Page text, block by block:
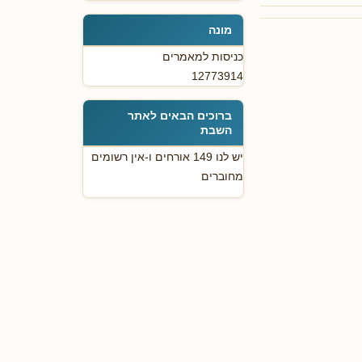
מונה
כניסות למאמרים
12773914
ברוכים הבאים לאתר
השבת
יש לנו 149 אורחים ו-אין רשומים
מחוברים